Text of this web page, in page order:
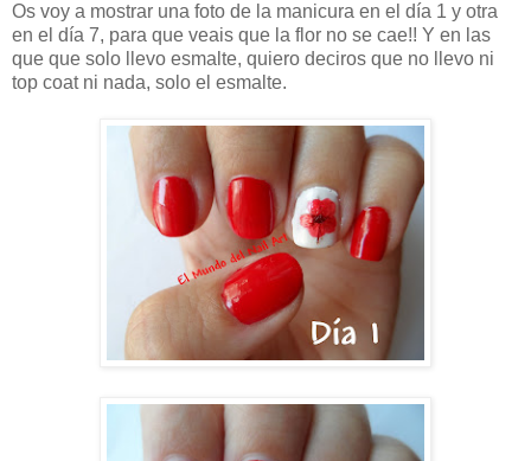
Os voy a mostrar una foto de la manicura en el día 1 y otra
en el día 7, para que veais que la flor no se cae!! Y en las
que que solo llevo esmalte, quiero deciros que no llevo ni
top coat ni nada, solo el esmalte.